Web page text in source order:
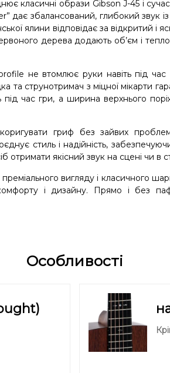
класичні образи Gibson J-45 і
дає збалансований, глибокий звук
ялини відповідає за відкритий
дерева додають об’єм і
не втомлює руки навіть під час
струнотримач з міцної мікарти
час гри, а ширина верхнього
гриф без зайвих
стиль і надійність,
якісний звук на сцені чи в
вигляду і класичного
і дизайну. Прямо і без
Особливості